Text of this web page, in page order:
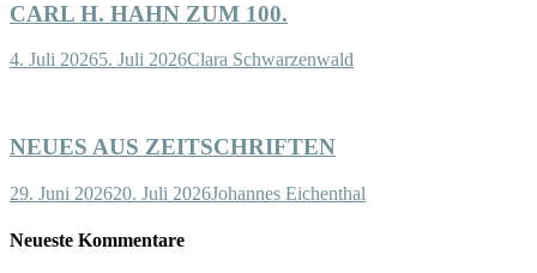
CARL H. HAHN ZUM 100.
4. Juli 20265. Juli 2026Clara Schwarzenwald
NEUES AUS ZEITSCHRIFTEN
29. Juni 202620. Juli 2026Johannes Eichenthal
Neueste Kommentare